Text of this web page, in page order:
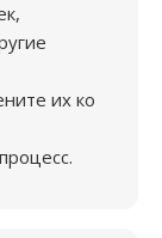
их ко